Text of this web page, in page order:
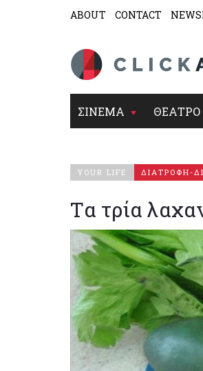
ABOUT CONTACT
ΣΙΝΕΜΑ ΘΕΑΤΡΟ
YOUR LIFE ΔΙΑΤΡΟΦΗ-
Tα τρία